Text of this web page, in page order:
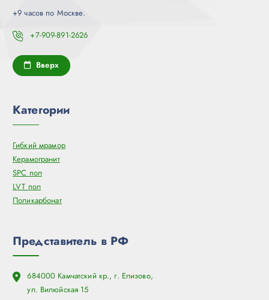
+9 часов по Москве.
+7-909-891-2626
Вверх
Категории
Гибкий мрамор
Керамогранит
SPC пол
LVT пол
Поликарбонат
Представитель в РФ
684000 Камчатский кр., г. Елизово,
ул. Вилюйская 15